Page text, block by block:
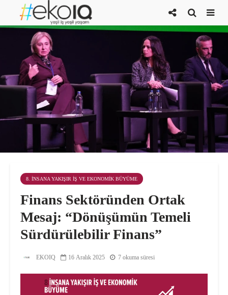
8. İNSANA YAKIŞIR İŞ VE EKONOMIK BÜYÜME
Finans Sektöründen Ortak
Mesaj: “Dönüşümün Temeli
Sürdürülebilir Finans”
EKOIQ 16 Aralık 2025 7 okuma süresi